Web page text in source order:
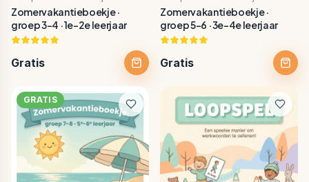
Zomervakantieboekje ·
groep 3-4 · 1e-2e leerjaar
Gratis
Zomervakantieboekje ·
groep 5-6 · 3e-4e leerjaar
Gratis
GRATIS